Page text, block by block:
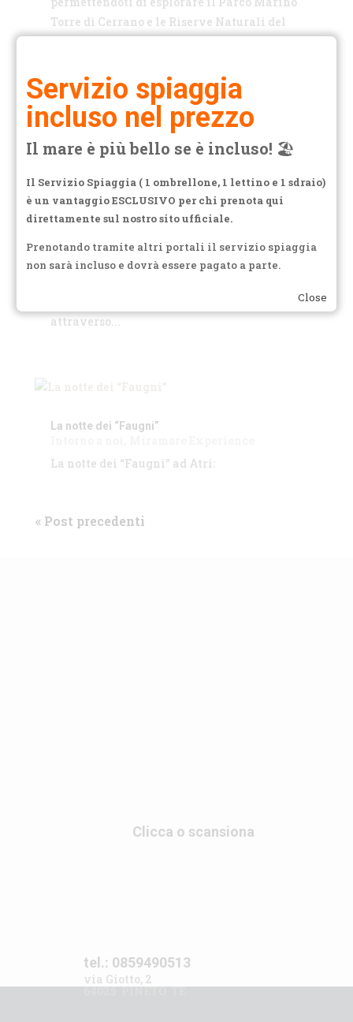
Torre di Cerrano e le Riserve Naturali del
Borsacchio , osservare la flora e la fauna
Intorno a noi,Miramare Experience
Escursioni con e-Bike, In totale relax grazie
all’utilizzo delle e-bike che con la pedalata
assistita rende qualsiasi percorso, anche
quelli con dislivelli interessanti, alla
attraverso...
La notte dei “Faugni”
La notte dei “Faugni” ad Atri:
« Post precedenti
Clicca o scansiona
tel.: 0859490513
via Giotto, 2
64025 PINETO TE
Close
Servizio spiaggia
incluso nel prezzo
Il mare è più bello se è incluso! 🏖️
Il Servizio Spiaggia ( 1 ombrellone, 1 lettino e 1 sdraio)
è un vantaggio ESCLUSIVO per chi prenota qui
direttamente sul nostro sito ufficiale.
Prenotando tramite altri portali il servizio spiaggia
non sarà incluso e dovrà essere pagato a parte.